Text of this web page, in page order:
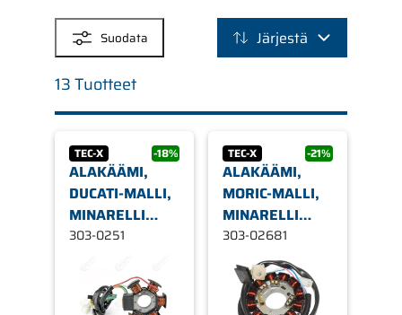
Suodata Järjestä
13 Tuotteet
TEC-X -18%
ALAKÄÄMI,
DUCATI-MALLI,
MINARELLI
AM6 / DERBI
EBS D50B
303-0251
TEC-X -21%
ALAKÄÄMI,
MORIC-MALLI,
MINARELLI
AM6 07-
POWERUP, 12-
KÄÄMINEN
303-02681